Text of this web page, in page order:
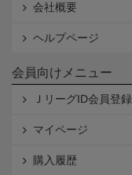
会社概要
ヘルプページ
会員向けメニュー
ＪリーグID会員登録
マイページ
購入履歴